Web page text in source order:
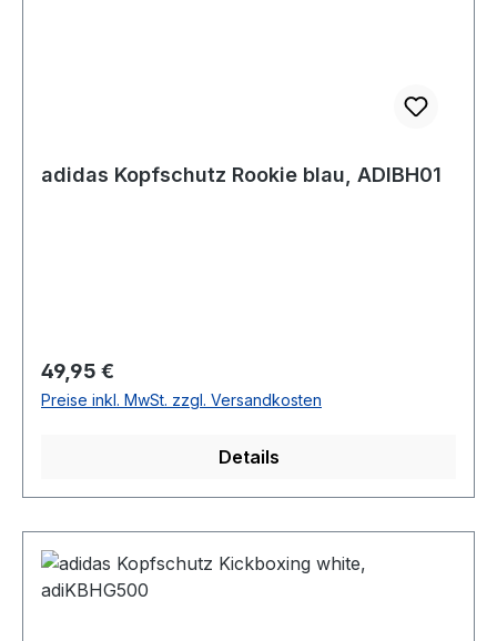
adidas Kopfschutz Rookie blau, ADIBH01
Regulärer Preis:
49,95 €
Preise inkl. MwSt. zzgl. Versandkosten
Details